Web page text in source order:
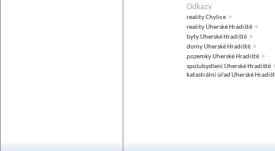
Odkazy
reality Chylice »
reality Uherské Hradiště »
byty Uherské Hradiště »
domy Uherské Hradiště »
pozemky Uherské Hradiště »
spolubydlení Uherské Hradiště
katastrální úřad Uherské